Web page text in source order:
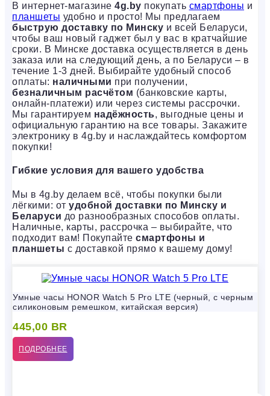
В интернет-магазине 4g.by покупать смартфоны и
планшеты удобно и просто! Мы предлагаем
быструю доставку по Минску и всей Беларуси,
чтобы ваш новый гаджет был у вас в кратчайшие
сроки. В Минске доставка осуществляется в день
заказа или на следующий день, а по Беларуси – в
течение 1-3 дней. Выбирайте удобный способ
оплаты: наличными при получении,
безналичным расчётом (банковские карты,
онлайн-платежи) или через системы рассрочки.
Мы гарантируем надёжность, выгодные цены и
официальную гарантию на все товары. Закажите
электронику в 4g.by и наслаждайтесь комфортом
покупки!
Гибкие условия для вашего удобства
Мы в 4g.by делаем всё, чтобы покупки были
лёгкими: от удобной доставки по Минску и
Беларуси до разнообразных способов оплаты.
Наличные, карты, рассрочка – выбирайте, что
подходит вам! Покупайте смартфоны и
планшеты с доставкой прямо к вашему дому!
Умные часы HONOR Watch 5 Pro LTE (черный, с черным
силиконовым ремешком, китайская версия)
445,00 BR
ПОДРОБНЕЕ